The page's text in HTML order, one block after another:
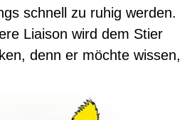
schnell zu ruhig werden.
Liaison wird dem Stier
denn er möchte wissen,